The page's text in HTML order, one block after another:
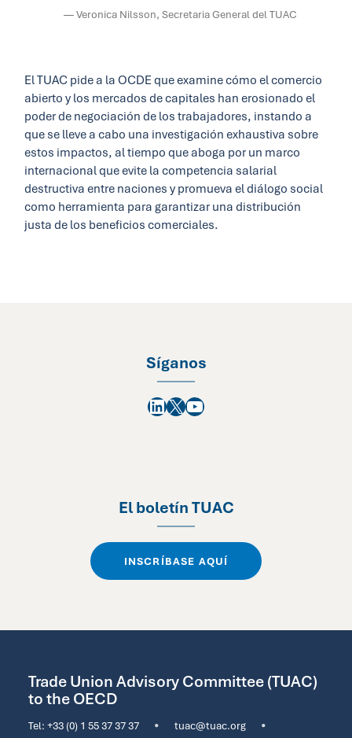
— Veronica Nilsson, Secretaria General del TUAC
El TUAC pide a la OCDE que examine cómo el comercio
abierto y los mercados de capitales han erosionado el
poder de negociación de los trabajadores, instando a
que se lleve a cabo una investigación exhaustiva sobre
estos impactos, al tiempo que aboga por un marco
internacional que evite la competencia salarial
destructiva entre naciones y promueva el diálogo social
como herramienta para garantizar una distribución
justa de los beneficios comerciales.
Síganos
LinkedIn
X YouTube
El boletín TUAC
INSCRÍBASE AQUÍ
Trade Union Advisory Committee (TUAC)
to the OECD
Tel: +33 (0) 1 55 37 37 37 • tuac@tuac.org •